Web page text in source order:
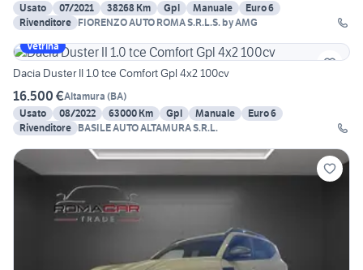
Usato
07/2021 38268 Km Gpl Manuale
Euro 6
Rivenditore FIORENZO AUTO ROMA S.R.L.S. by AMG
Vetrina
Dacia Duster II 1.0 tce Comfort Gpl 4x2 100cv
16.500 €Altamura (BA)
Usato
08/2022 63000 Km Gpl Manuale
Euro 6
Rivenditore BASILE AUTO ALTAMURA S.R.L.